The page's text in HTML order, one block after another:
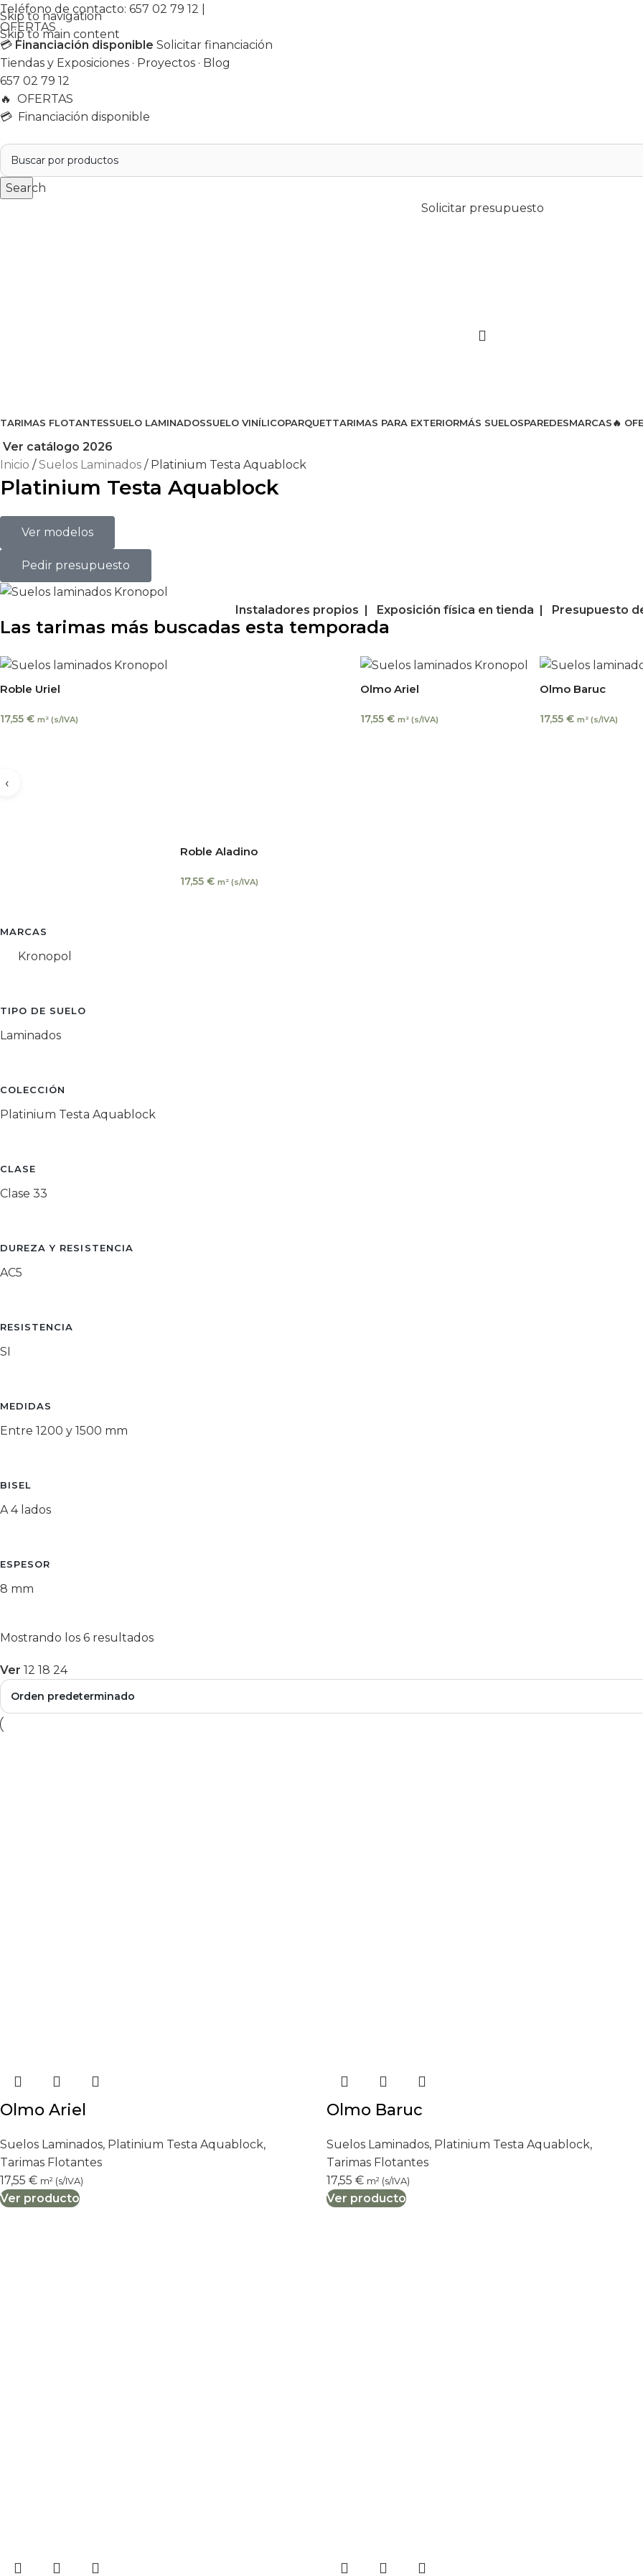
Skip to navigation
Skip to main content
Teléfono de contacto: 657 02 79 12
OFERTAS
💳 Financiación disponible Solicitar financiación
Tiendas y Exposiciones · Proyectos · Blog
657 02 79 12
🔥 OFERTAS
💳 Financiación disponible
Search
Solicitar presupuesto
TARIMAS FLOTANTESSUELO LAMINADOSSUELO VINÍLICOPARQUETTARIMAS PARA EXTERIORMÁS SUELOSPAREDESMARCAS🔥
Ver catálogo 2026
Inicio
Suelos Laminados Platinium Testa Aquablock
Platinium Testa Aquablock
Ver modelos
Pedir presupuesto
Instaladores propios | Exposición física en tienda | Presupuesto
Las tarimas más buscadas esta temporada
‹
Roble Uriel
17,55 € m² (s/IVA)
Roble Aladino
17,55 € m² (s/IVA)
Olmo Ariel
17,55 € m² (s/IVA)
Olmo Baruc
17,55€ m² (s/IVA)
MARCAS
Kronopol
TIPO DE SUELO
Laminados
COLECCIÓN
Platinium Testa Aquablock
CLASE
Clase 33
DUREZA Y RESISTENCIA
AC5
RESISTENCIA
SI
MEDIDAS
Entre 1200 y 1500 mm
BISEL
A 4 lados
ESPESOR
8 mm
Mostrando los 6 resultados
Ver 12 18 24
Olmo Ariel
Suelos Laminados, Platinium Testa Aquablock,
Tarimas Flotantes
17,55 € m² (s/IVA)
Ver producto
Olmo Baruc
Suelos Laminados, Platinium Testa Aquablock,
Tarimas Flotantes
17,55 € m² (s/IVA)
Ver producto